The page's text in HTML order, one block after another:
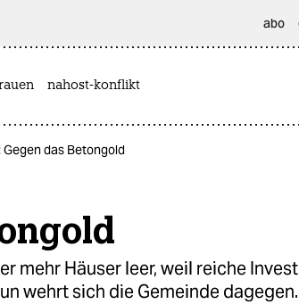
abo
nahost-konflikt
das Betongold
mehr Häuser leer, weil reiche
wehrt sich die Gemeinde dagegen.